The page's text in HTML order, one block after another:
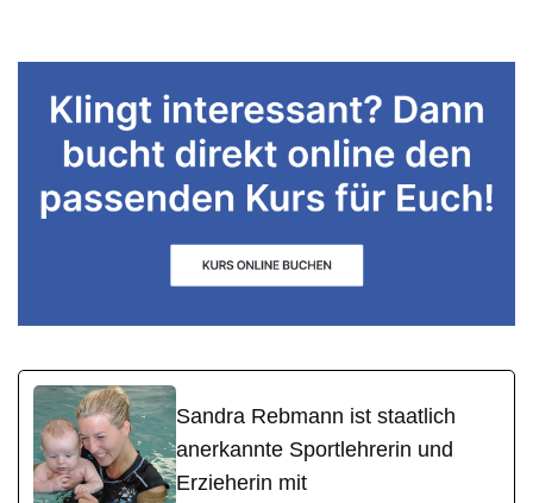
Sandra Rebmann ist staatlich
anerkannte Sportlehrerin und
Erzieherin mit